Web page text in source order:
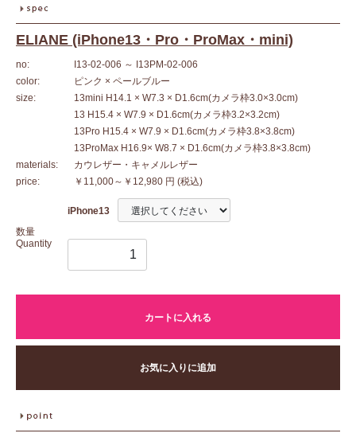
ELIANE (iPhone13・Pro・ProMax・mini)
no: I13-02-006 ～ I13PM-02-006
color:
ピンク × ペールブルー
size:
13mini H14.1 × W7.3 × D1.6cm(カメラ枠3.0×3.0cm)
13 H15.4 × W7.9 × D1.6cm(カメラ枠3.2×3.2cm)
13Pro H15.4 × W7.9 × D1.6cm(カメラ枠3.8×3.8cm)
13ProMax H16.9× W8.7 × D1.6cm(カメラ枠3.8×3.8cm)
materials:
カウレザー・キャメルレザー
price:
￥11,000～￥12,980 円 (税込)
数量
Quantity
iPhone13
カートに入れる
お気に入りに追加